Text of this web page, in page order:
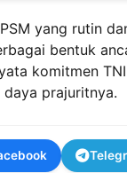
yang rutin
bentuk
komitmen
prajuritnya.